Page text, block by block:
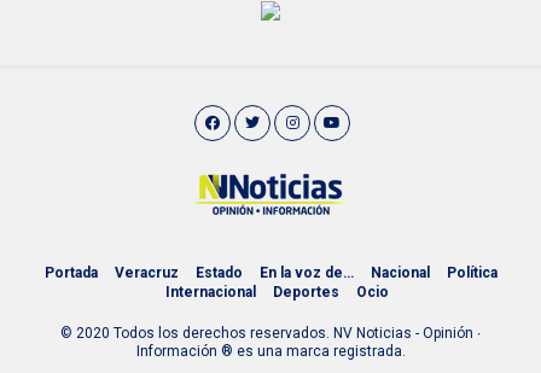
Portada Veracruz Estado En la voz de… Nacional
Política
Internacional
Deportes Ocio
© 2020 Todos los derechos reservados. NV Noticias - Opinión ∙
Información ® es una marca registrada.